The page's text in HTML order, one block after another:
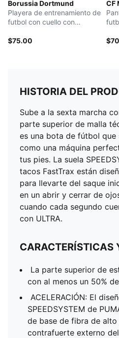
Borussia Dortmund
Playera de entrenamiento de
futbol con cuello con
$75.00
CF
HISTORIA DEL
Sube a la sexta marcha
parte superior de malla
es una bota de fútbol que
como una máquina
tus pies. La suela
tacos FastTrax están
para llevarte del saque
en un abrir y cerrar de
cuando cada segundo
con ULTRA.
CARACTERÍSTICAS
La parte superior de
con al menos un 50%
ACELERACIÓN: El
SPEEDSYSTEM de
de base de fibra de
contrafuerte externo